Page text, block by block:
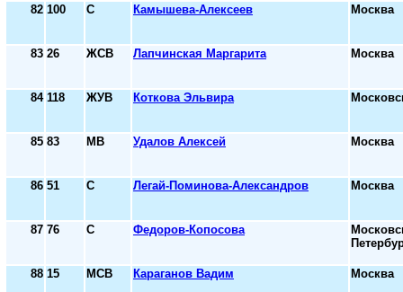
82 100 С Камышева-Алексеев Москва
83 26 ЖСВ Лапчинская Маргарита Москва
84 118 ЖУВ Коткова Эльвира
85 83 МВ Удалов Алексей Москва
86 51 С Легай-Поминова-Александров Москва
87 76 С Федоров-Копосова
88 15 МСВ Караганов Вадим Москва